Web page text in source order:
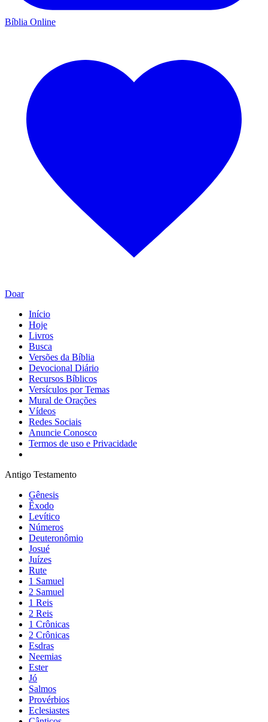
Bíblia Online
Doar
Início
Hoje
Livros
Busca
Versões da Bíblia
Devocional Diário
Recursos Bíblicos
Versículos por Temas
Mural de Orações
Vídeos
Redes Sociais
Anuncie Conosco
Termos de uso e Privacidade
Antigo Testamento
Gênesis
Êxodo
Levítico
Números
Deuteronômio
Josué
Juízes
Rute
1 Samuel
2 Samuel
1 Reis
2 Reis
1 Crônicas
2 Crônicas
Esdras
Neemias
Ester
Jó
Salmos
Provérbios
Eclesiastes